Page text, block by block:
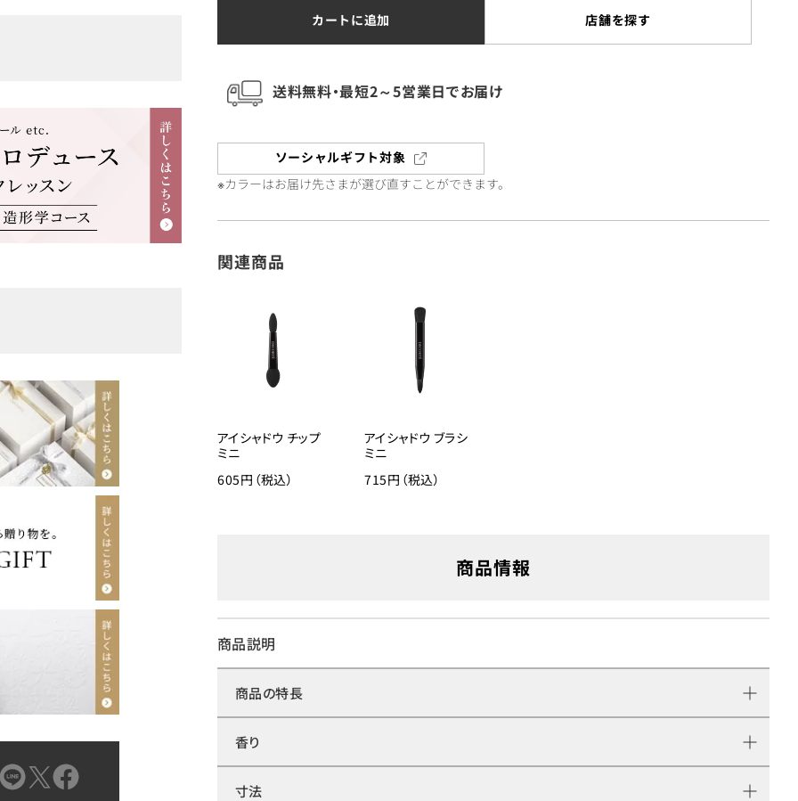
カートに追加 店舗を探す
送料無料・最短2～5営業日でお届け
ソーシャルギフト対象
※カラーはお届け先さまが選び直すことができます。
関連商品
アイシャドウ チップ
ミニ
605円（税込）
アイシャドウ ブラシ
ミニ
715円（税込）
商品情報
商品説明
商品の特長
香り
寸法